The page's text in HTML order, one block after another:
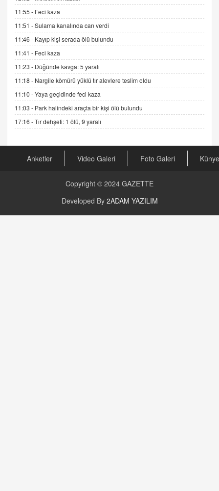
DR. EKREM ASLAN
Gerçek Ne, Algı Ne? "Beraber Yürüyoruz"
Cümlesinin Peşinden
19.07.2025 12:45
GÖNÜL MENEKŞE
Şifacının Yolu
04.11.2025 12:56
AV. RÜMEYSA ÖZKALE
Kira Uyuşmazlıklarında Dava Açmadan Önce
Arabulucuya Başvuru Şartı
CAN UĞURATEŞ
Değişen yapısıyla Suriye
GÜNLÜK BURÇ YORUMU
11:55 - Feci kaza
11:51 -Sulama kanalında can verdi
11:46 - Kayıp kişi serada ölü bulundu
11:41 - Feci kaza
11:23 - Düğünde kavga: 5 yaralı
11:18 - Nargile kömürü yüklü tır alevlere teslim oldu
11:10 -Yaya geçidinde feci kaza
11:03 - Park halindeki araçta bir kişi ölü bulundu
17:16 -Tır dehşeti: 1 ölü, 9 yaralı
Anketler Video Galeri Foto Galeri Künye
Copyright © 2024 GAZETTE
Developed By 2ADAM YAZILIM